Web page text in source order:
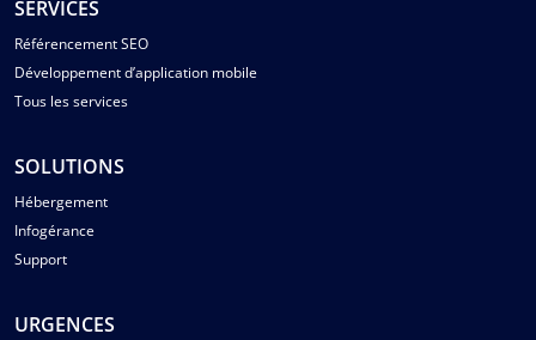
SERVICES
Référencement SEO
Développement d’application mobile
Tous les services
SOLUTIONS
Hébergement
Infogérance
Support
URGENCES